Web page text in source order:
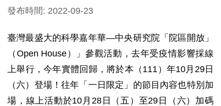
發布時間: 2022-09-23
臺灣最盛大的科學嘉年華—中央研究院「院區開放」
（Open House）」參觀活動，去年受疫情影響採線
上舉行，今年實體回歸，將於本（111）年10月29日
（六）登場！往年「一日限定」的節目內容也特別加
場，線上活動於10月28日（五）至29日（六）加碼